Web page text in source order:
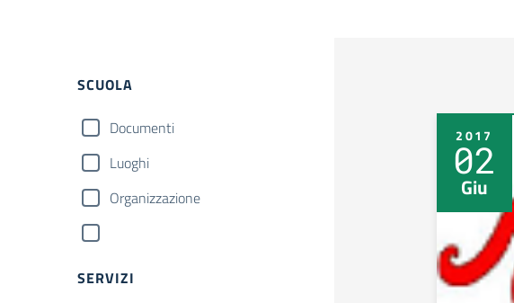
SCUOLA
Documenti
Luoghi
Organizzazione
SERVIZI
2017
02
Giu